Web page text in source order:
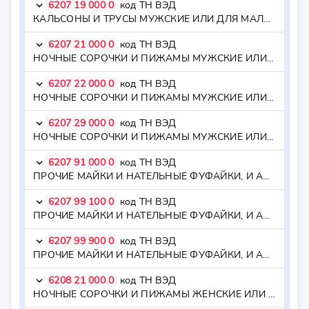
keyboard_arrow_down 6207 19 000 0 код ТН ВЭД
КАЛЬСОНЫ И ТРУСЫ МУЖСКИЕ ИЛИ ДЛЯ МАЛЬЧИКОВ ИЗ ПРОЧИХ ТЕКСТИЛЬНЫХ МАТЕРИАЛОВ - - из прочих текстильных материалов
keyboard_arrow_down 6207 21 000 0 код ТН ВЭД
НОЧНЫЕ СОРОЧКИ И ПИЖАМЫ МУЖСКИЕ ИЛИ ДЛЯ МАЛЬЧИКОВ ИЗ ХЛОПЧАТОБУМАЖНОЙ ПРЯЖИ - - из хлопчатобумажной пряжи
keyboard_arrow_down 6207 22 000 0 код ТН ВЭД
НОЧНЫЕ СОРОЧКИ И ПИЖАМЫ МУЖСКИЕ ИЛИ ДЛЯ МАЛЬЧИКОВ ИЗ ХИМИЧЕСКИХ НИТЕЙ - - из химических нитей
keyboard_arrow_down 6207 29 000 0 код ТН ВЭД
НОЧНЫЕ СОРОЧКИ И ПИЖАМЫ МУЖСКИЕ ИЛИ ДЛЯ МАЛЬЧИКОВ ИЗ ПРОЧИХ ТЕКСТИЛЬНЫХ МАТЕРИАЛОВ - - из прочих текстильных материалов
keyboard_arrow_down 6207 91 000 0 код ТН ВЭД
ПРОЧИЕ МАЙКИ И НАТЕЛЬНЫЕ ФУФАЙКИ, И АНАЛОГИЧНЫЕ ИЗДЕЛИЯ, МУЖСКИЕ ИЛИ ДЛЯ МАЛЬЧИКОВ ИЗ ХЛОПЧАТОБУМАЖНОЙ ПРЯЖИ - - из хлопчатобумажной пряжи
keyboard_arrow_down 6207 99 100 0 код ТН ВЭД
ПРОЧИЕ МАЙКИ И НАТЕЛЬНЫЕ ФУФАЙКИ, И АНАЛОГИЧНЫЕ ИЗДЕЛИЯ, МУЖСКИЕ ИЛИ ДЛЯ МАЛЬЧИКОВ ИЗ ХИМИЧЕСКИХ НИТЕЙ - - - из химических нитей
keyboard_arrow_down 6207 99 900 0 код ТН ВЭД
ПРОЧИЕ МАЙКИ И НАТЕЛЬНЫЕ ФУФАЙКИ, И АНАЛОГИЧНЫЕ ИЗДЕЛИЯ, МУЖСКИЕ ИЛИ ДЛЯ МАЛЬЧИКОВ ИЗ ПРОЧИХ ТЕКСТИЛЬНЫХ МАТЕРИАЛОВ - - - из прочих текстильных материалов
keyboard_arrow_down 6208 21 000 0 код ТН ВЭД
НОЧНЫЕ СОРОЧКИ И ПИЖАМЫ ЖЕНСКИЕ ИЛИ ДЛЯ ДЕВОЧЕК ИЗ ХЛОПЧАТОБУМАЖНОЙ ПРЯЖИ - - из хлопчатобумажной пряжи